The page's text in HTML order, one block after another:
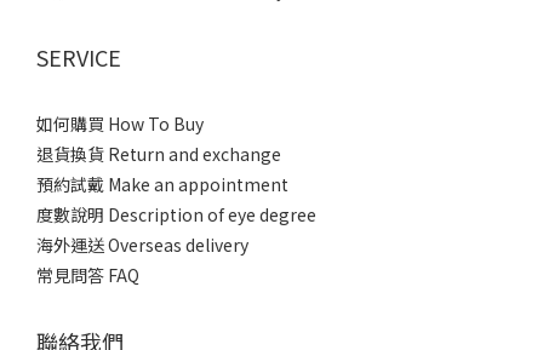
SERVICE
如何購買 How To Buy
退貨換貨 Return and exchange
預約試戴 Make an appointment
度數說明 Description of eye degree
海外運送 Overseas delivery
常見問答 FAQ
聯絡我們